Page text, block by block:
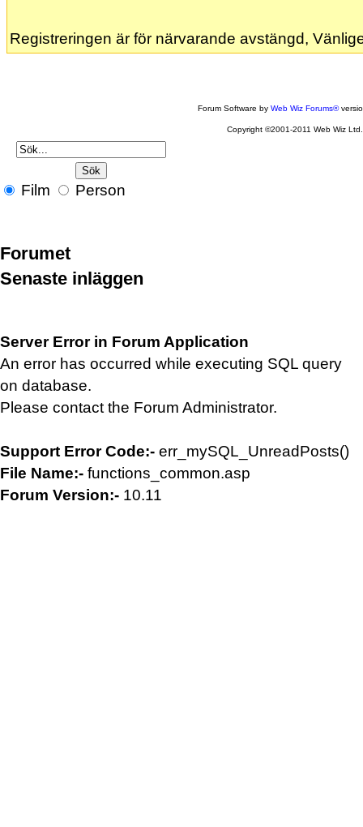
Registreringen är för närvarande avstängd,
Forum Software byWeb Wiz Forums®
Copyright ©2001-2011 Web Wiz Ltd.
Film Person
Forumet
Senaste inläggen
Server Error in Forum Application
An error has occurred while executing SQL query
on database.
Please contact the Forum Administrator.
Support Error Code:- err_mySQL_UnreadPosts()
File Name:- functions_common.asp
Forum Version:- 10.11